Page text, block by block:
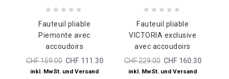
out
of
5
Fauteuil pliable
Piemonte avec
accoudoirs
CHF159.00 CHF111.30
inkl. MwSt. und Versand
out
of
5
Fauteuil pliable
VICTORIA exclusive
avec accoudoirs
CHF229.00 CHF160.30
inkl. MwSt. und Versand